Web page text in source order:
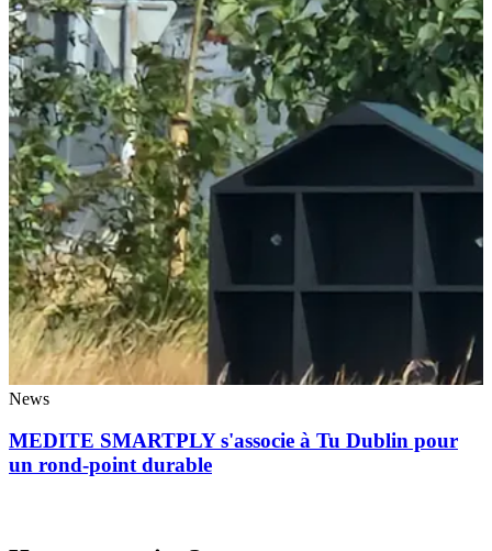
News
MEDITE SMARTPLY s'associe à Tu Dublin pour
un rond-point durable